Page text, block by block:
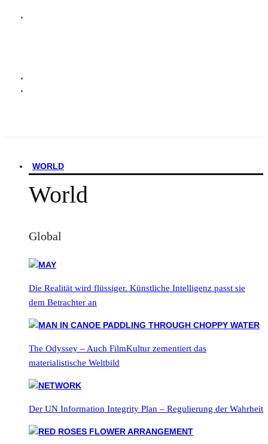
WORLD
World
Global
Die Realität wird flüssiger. Künstliche Intelligenz passt sie
dem Betrachter an
The Odyssey – Auch FilmKultur zementiert das
materialistische Weltbild
Der UN Information Integrity Plan – Regulierung der Wahrheit